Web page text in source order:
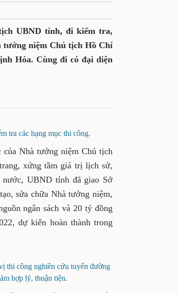
UBND tỉnh, đi kiểm tra,
tưởng niệm Chủ tịch Hồ Chí
Hóa. Cùng đi có đại diện
tra các hạng mục thi công.
của Nhà tưởng niệm Chủ tịch
xứng tầm giá trị lịch sử,
nước, UBND tỉnh đã giao Sở
sửa chữa Nhà tưởng niệm,
ngân sách và 20 tỷ đồng
dự kiến hoàn thành trong
thi công nghiên cứu tuyến đường
hợp lý, thuận tiện.